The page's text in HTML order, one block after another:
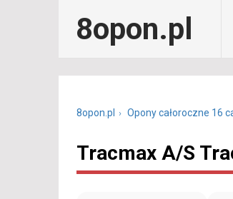
8opon.pl
8opon.pl Opony całoroczne 16
Tracmax A/S